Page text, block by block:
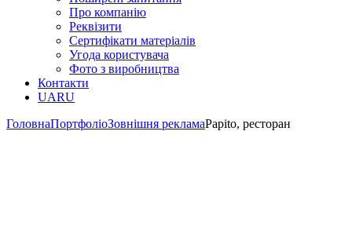
Про компанію
Реквізити
Сертифікати матеріалів
Угода користувача
Фото з виробництва
Контакти
UARU
ГоловнаПортфоліоЗовнішня рекламаPapito, ресторан